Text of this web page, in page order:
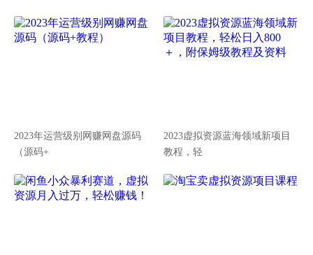
2023年运营级别网赚网盘源码
（源码+
2023虚拟资源蓝海领域新项目
教程，轻